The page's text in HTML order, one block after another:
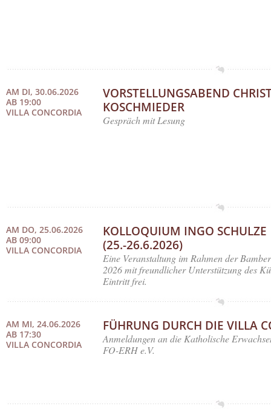
AM DI, 30.06.2026
AB 19:00
VILLA CONCORDIA
VORSTELLUNGSABEND
KOSCHMIEDER
Gespräch mit Lesung
AM DO, 25.06.2026
AB 09:00
VILLA CONCORDIA
KOLLOQUIUM INGO SCHULZE
(25.-26.6.2026)
Eine Veranstaltung im Rahmen der
2026 mit freundlicher Unterstützung des
Eintritt frei.
AM MI, 24.06.2026
AB 17:30
VILLA CONCORDIA
FÜHRUNG DURCH DIE VILLA
Anmeldungen an die Katholische
FO-ERH e.V.